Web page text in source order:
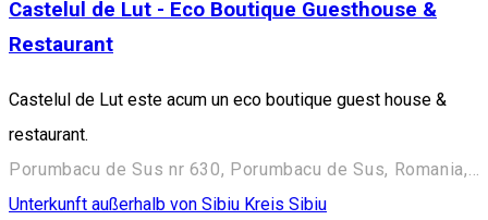
Castelul de Lut - Eco Boutique Guesthouse &
Restaurant
Castelul de Lut este acum un eco boutique guest house &
restaurant.
Porumbacu de Sus nr 630, Porumbacu de Sus, Romania, 557190
Unterkunft außerhalb von Sibiu Kreis Sibiu